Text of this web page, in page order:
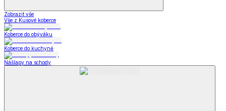
Zobrazit vše
Vše z Kusové koberce
Koberce do obýváku
Koberce do kuchyně
Nášlapy na schody